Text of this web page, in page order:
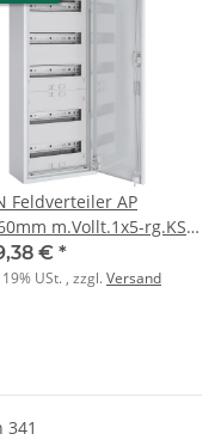
Feldverteiler AP
m.Vollt.1x5-rg.KS
€ *
USt. , zzgl.Versand
341